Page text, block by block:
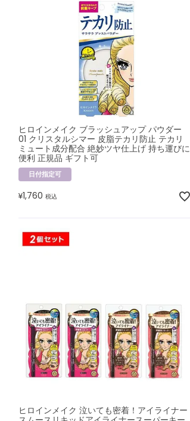
ヒロインメイク ブラッシュアップ パウダー
01 クリスタルシマー 皮脂テカリ防止 テカリ
ミュート成分配合 絶妙ツヤ仕上げ 持ち運びに
便利 正規品 ギフト可
日付指定可
¥1,760 税込
ヒロインメイク 泣いても密着！アイライナー